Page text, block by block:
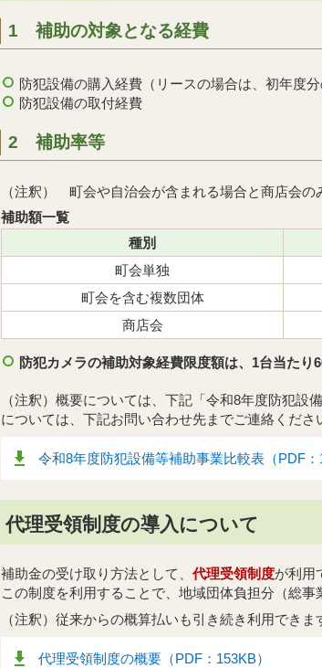
1 補助の対象となる経費
防犯設備の購入経費（リースの場合は、初年度分
防犯設備の取付経費
2 補助率等
（注釈） 町会や自治会が含まれる場合と商店会の
補助額一覧
種別
町会単独
町会を含む複数団体
商店会
防犯カメラの補助対象経費限度額は、1台当たり
（注釈）概要については、下記「令和8年度防犯設
については、下記お問い合わせ先までご連絡くださ
令和8年度防犯設備等補助事業比較表（PDF：
代理受領制度の導入について
補助金の受け取り方法として、 代理受領制度が利用
この制度を利用することで、地域団体負担分（総
（注釈）従来からの概算払いも引き続き利用できま
代理受領制度の概要（PDF：153KB）